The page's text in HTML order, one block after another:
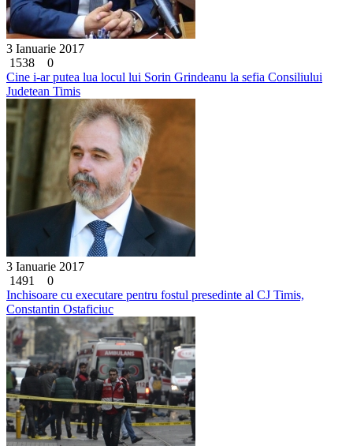
3 Ianuarie 2017
1538
0
Cine i-ar putea lua locul lui Sorin Grindeanu la sefia Consiliului
Judetean Timis
3 Ianuarie 2017
1491
0
Inchisoare cu executare pentru fostul presedinte al CJ Timis,
Constantin Ostaficiuc